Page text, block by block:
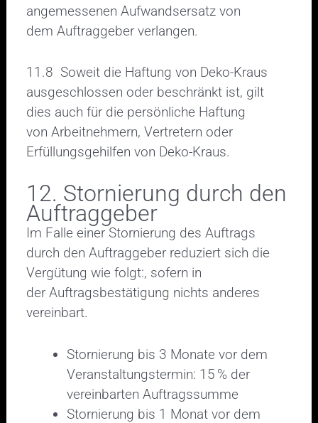
angemessenen Aufwandsersatz von
dem Auftraggeber verlangen.
11.8 Soweit die Haftung von Deko-Kraus
ausgeschlossen oder beschränkt ist, gilt
dies auch für die persönliche Haftung
von Arbeitnehmern, Vertretern oder
Erfüllungsgehilfen von Deko-Kraus.
12. Stornierung durch den
Auftraggeber
Im Falle einer Stornierung des Auftrags
durch den Auftraggeber reduziert sich die
Vergütung wie folgt:, sofern in
der Auftragsbestätigung nichts anderes
vereinbart.
Stornierung bis 3 Monate vor dem
Veranstaltungstermin: 15 % der
vereinbarten Auftragssumme
Stornierung bis 1 Monat vor dem